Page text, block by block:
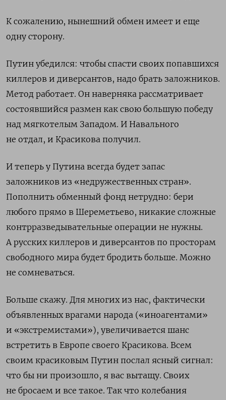
К сожалению, нынешний обмен имеет и еще
одну сторону.
Путин убедился: чтобы спасти своих попавшихся
киллеров и диверсантов, надо брать заложников.
Метод работает. Он наверняка рассматривает
состоявшийся размен как свою большую победу
над мягкотелым Западом. И Навального
не отдал, и Красикова получил.
И теперь у Путина всегда будет запас
заложников из «недружественных стран».
Пополнить обменный фонд нетрудно: бери
любого прямо в Шереметьево, никакие сложные
контрразведывательные операции не нужны.
А русских киллеров и диверсантов по просторам
свободного мира будет бродить больше. Можно
не сомневаться.
Больше скажу. Для многих из нас, фактически
объявленных врагами народа («иноагентами»
и «экстремистами»), увеличивается шанс
встретить в Европе своего Красикова. Всем
своим красиковым Путин послал ясный сигнал:
что бы ни произошло, я вас вытащу. Своих
не бросаем и все такое. Так что колебания